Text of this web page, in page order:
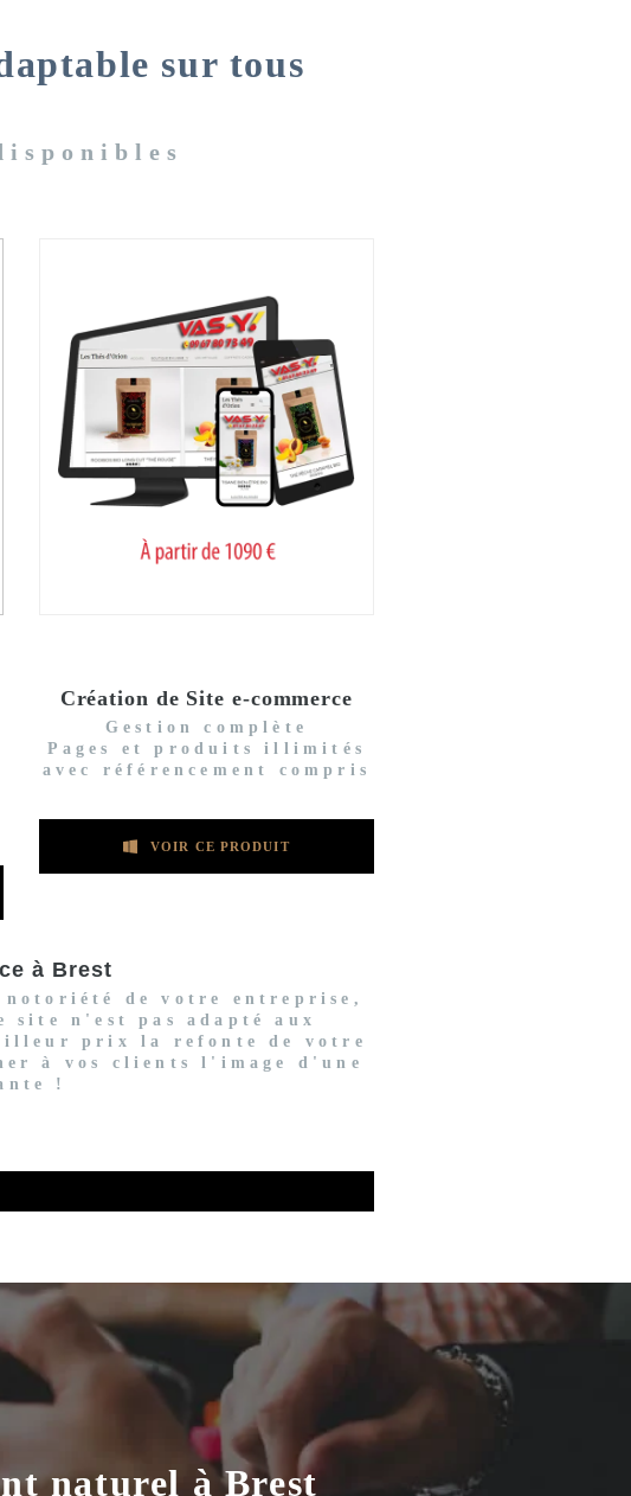
sur tous
Création de Site e-commerce
Gestion complète
Pages et produits illimités
avec référencement compris
VOIR CE PRODUIT
à Brest
de votre entreprise,
n'est pas adapté aux
prix la refonte de votre
à vos clients l'image d'une
!
naturel à Brest